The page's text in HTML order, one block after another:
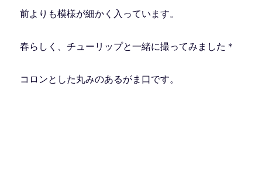
前よりも模様が細かく入っています。
春らしく、チューリップと一緒に撮ってみました＊
コロンとした丸みのあるがま口です。